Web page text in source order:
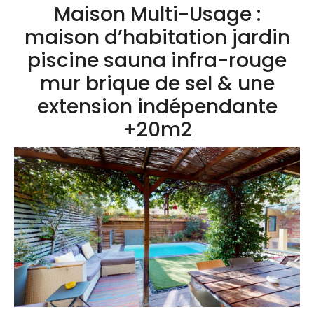
Maison Multi-Usage :
maison d’habitation jardin
piscine sauna infra-rouge
mur brique de sel & une
extension indépendante
+20m2